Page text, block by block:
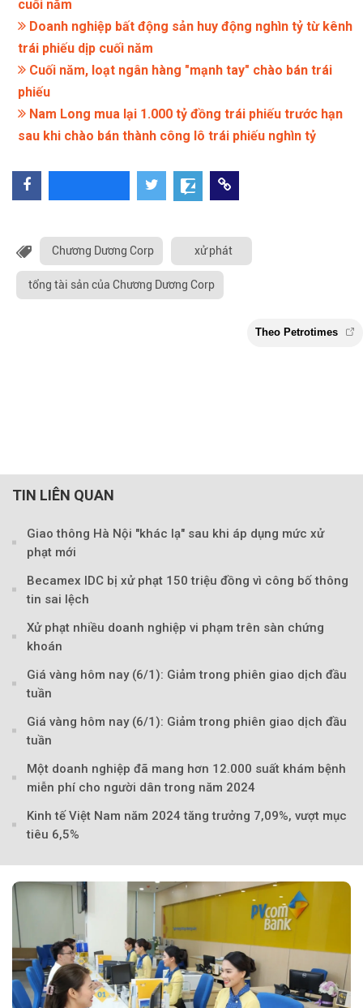
cuối năm
Doanh nghiệp bất động sản huy động nghìn tỷ từ kênh
trái phiếu dịp cuối năm
Cuối năm, loạt ngân hàng "mạnh tay" chào bán trái
phiếu
Nam Long mua lại 1.000 tỷ đồng trái phiếu trước hạn
sau khi chào bán thành công lô trái phiếu nghìn tỷ
Chương Dương Corp xử phát
tổng tài sản của Chương Dương Corp
TIN LIÊN QUAN
Giao thông Hà Nội "khác lạ" sau khi áp dụng mức xử
phạt mới
Becamex IDC bị xử phạt 150 triệu đồng vì công bố thông
tin sai lệch
Xử phạt nhiều doanh nghiệp vi phạm trên sàn chứng
khoán
Giá vàng hôm nay (6/1): Giảm trong phiên giao dịch đầu
tuần
Giá vàng hôm nay (6/1): Giảm trong phiên giao dịch đầu
tuần
Một doanh nghiệp đã mang hơn 12.000 suất khám bệnh
miễn phí cho người dân trong năm 2024
Kinh tế Việt Nam năm 2024 tăng trưởng 7,09%, vượt mục
tiêu 6,5%